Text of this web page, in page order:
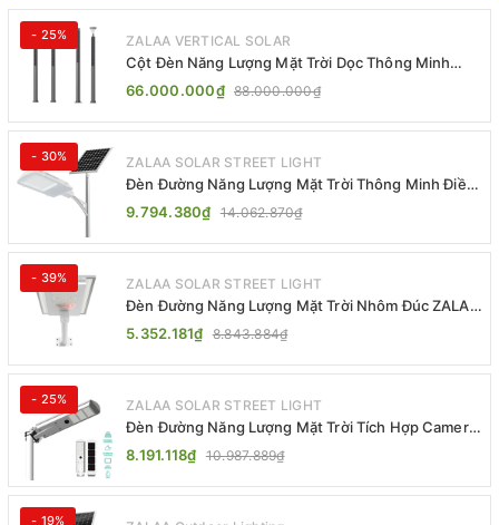
- 25% ZALAA VERTICAL SOLAR
Cột Đèn Năng Lượng Mặt Trời Dọc Thông Minh
ZSR-YYDS-360 | ZALAA Jsc
66.000.000₫ 88.000.000₫
- 30% ZALAA SOLAR STREET LIGHT
Đèn Đường Năng Lượng Mặt Trời Thông Minh Điều
Khiển MPPT ZL-GMX01 ZALAA
9.794.380₫ 14.062.870₫
- 39% ZALAA SOLAR STREET LIGHT
Đèn Đường Năng Lượng Mặt Trời Nhôm Đúc ZALAA
ZL-BWH Cao Cấp IP65
5.352.181₫ 8.843.884₫
- 25% ZALAA SOLAR STREET LIGHT
Đèn Đường Năng Lượng Mặt Trời Tích Hợp Camera
ZALAA ZL-BJ04-CCTV (80W, IP65)
8.191.118₫ 10.987.889₫
- 19%